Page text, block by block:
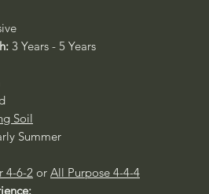
3 Years - 5 Years
Soil
Summer
4-6-2 or All Purpose 4-4-4